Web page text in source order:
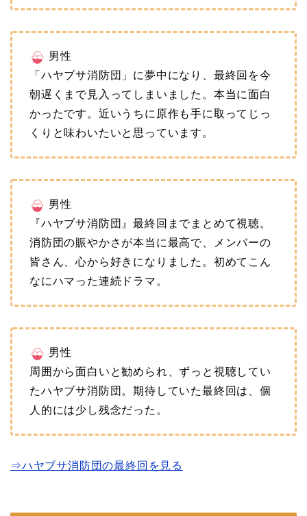
男性
「ハヤブサ消防団」に夢中になり、最終回を今
朝遅くまで見入ってしまいました。本当に面白
かったです。近いうちに原作も手に取ってじっ
くりと味わいたいと思っています。
男性
『ハヤブサ消防団』最終回までまとめて視聴。
消防団の賑やかさが本当に最高で、メンバーの
皆さん、心から好きになりました。初めてこん
なにハマった連続ドラマ。
男性
周囲から面白いと勧められ、ずっと視聴してい
たハヤブサ消防団。期待していた最終回は、個
人的には少し残念だった。
⇒ハヤブサ消防団の最終回を見る